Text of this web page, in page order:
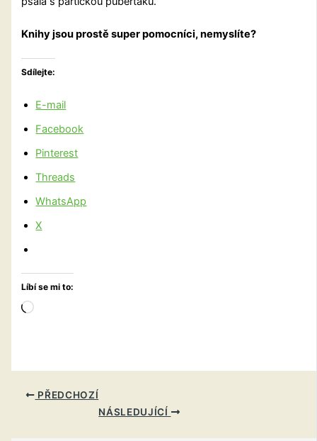
Knihy jsou prostě super pomocníci, nemyslíte?
Sdílejte:
E-mail
Facebook
Pinterest
Threads
WhatsApp
X
Líbí se mi to:
Načítání…
PŘEDCHOZÍ
NÁSLEDUJÍCÍ